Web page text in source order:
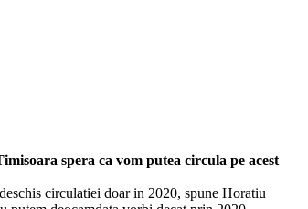
spera ca vom putea circula pe acest
circulatiei doar in 2020, spune Horatiu